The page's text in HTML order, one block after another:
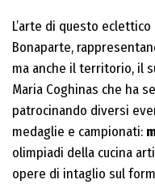
L’arte di questo
Bonaparte,
ma anche il territorio, il
Maria Coghinas che ha
patrocinando diversi
medaglie e campionati:
olimpiadi della cucina
opere di intaglio sul